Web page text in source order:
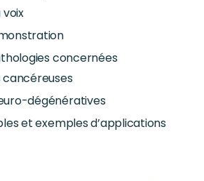
voix
concernées
cancéreuses
dégénératives
et exemples d’applications